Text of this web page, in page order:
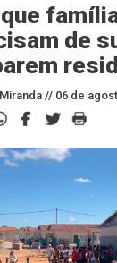
de
// 06 de